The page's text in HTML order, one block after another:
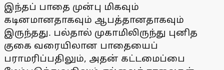
இந்தப் பாதை முன்பு மிகவும்
கடினமானதாகவும் ஆபத்தானதாகவும்
இருந்தது. பல்தால் முகாமிலிருந்து புனித
குகை வரையிலான பாதையைப்
பராமரிப்பதிலும், அதன் கட்டமைப்பை